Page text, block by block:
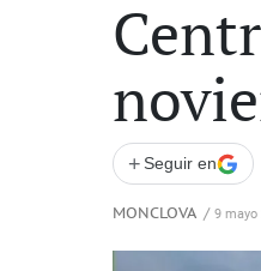
+ Seguir en
MONCLOVA / 9 mayo